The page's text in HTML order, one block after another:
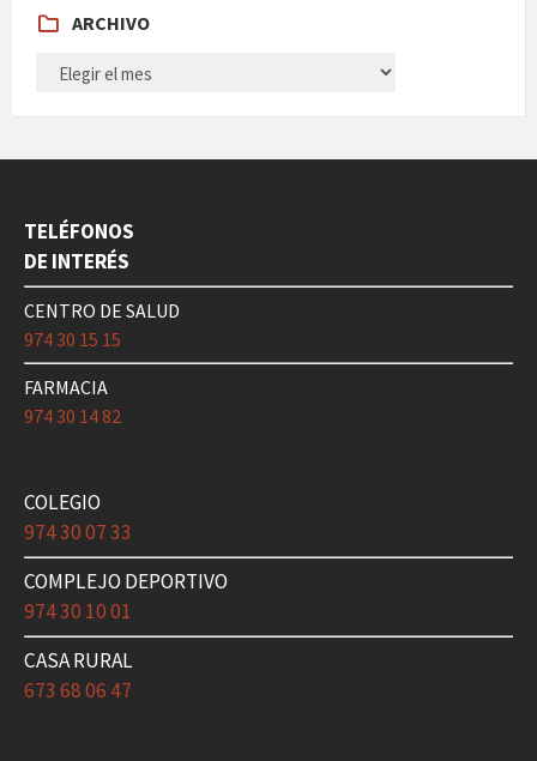
ARCHIVO
TELÉFONOS
DE INTERÉS
CENTRO DE SALUD
974 30 15 15
FARMACIA
974 30 14 82
COLEGIO
974 30 07 33
COMPLEJO DEPORTIVO
974 30 10 01
CASA RURAL
673 68 06 47